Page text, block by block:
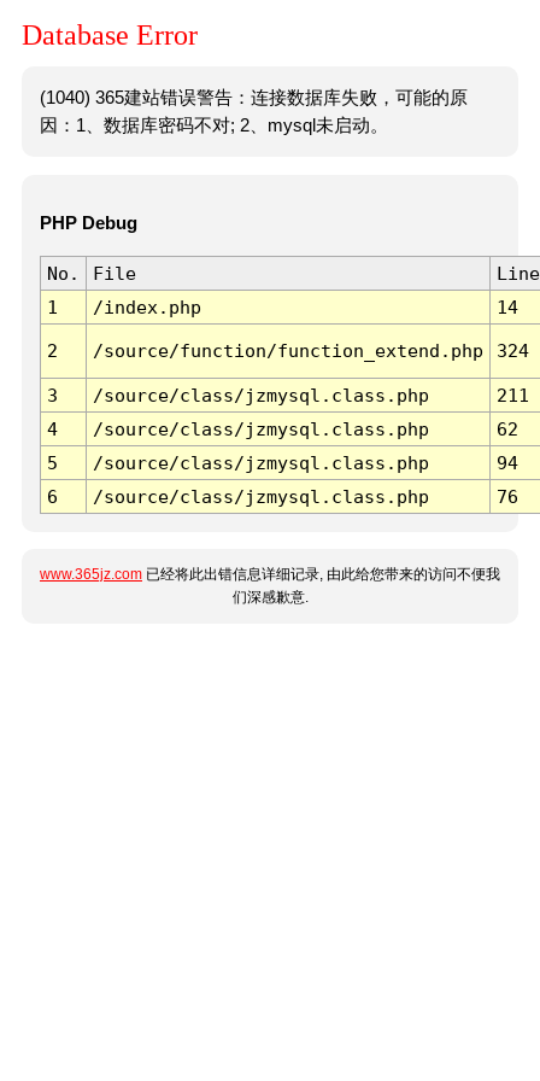
Database Error
(1040) 365建站错误警告：连接数据库失败，可能的原
因：1、数据库密码不对; 2、mysql未启动。
PHP Debug
No. File
Line
1
/index.php 14
2 /source/function/function_extend.php 324
3 /source/class/jzmysql.class.php
211
4
/source/class/jzmysql.class.php
62
5
/source/class/jzmysql.class.php
94
6
/source/class/jzmysql.class.php 76
www.365jz.com 已经将此出错信息详细记录, 由此给您带来的访问不便我
们深感歉意.